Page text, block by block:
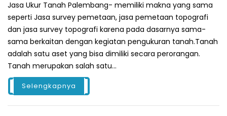
Jasa Ukur Tanah Palembang- memiliki makna yang sama
seperti Jasa survey pemetaan, jasa pemetaan topografi
dan jasa survey topografi karena pada dasarnya sama-
sama berkaitan dengan kegiatan pengukuran tanah.Tanah
adalah satu aset yang bisa dimiliki secara perorangan.
Tanah merupakan salah satu...
Selengkapnya